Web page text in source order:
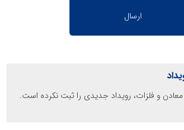
و فلزات، رویداد جدیدی را ثبت نکرده است.